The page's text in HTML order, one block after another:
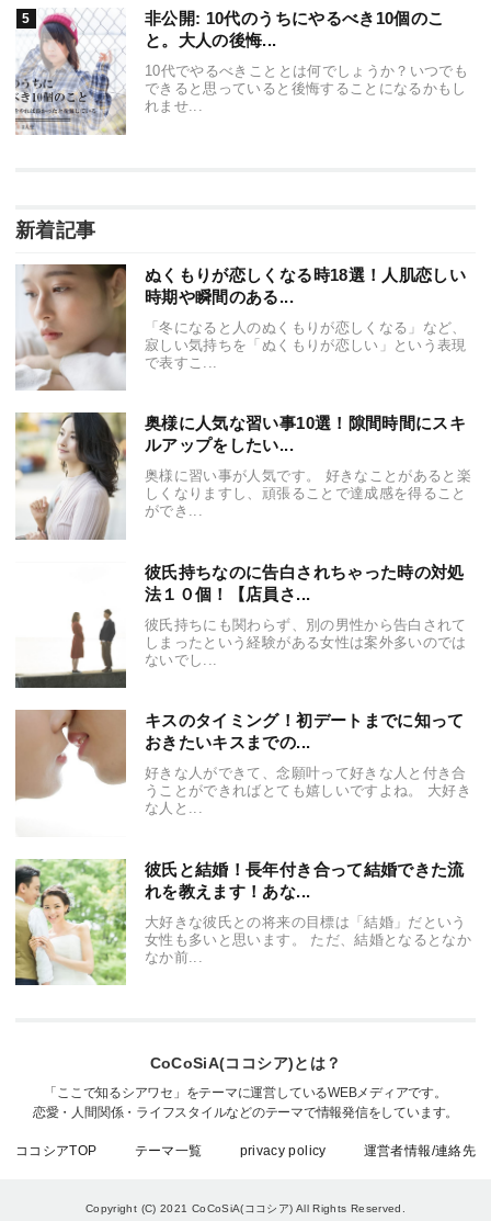
非公開: 10代のうちにやるべき10個のこ
と。大人の後悔...
10代でやるべきこととは何でしょうか？いつでも
できると思っていると後悔することになるかもし
れませ...
新着記事
ぬくもりが恋しくなる時18選！人肌恋しい
時期や瞬間のある...
「冬になると人のぬくもりが恋しくなる」など、
寂しい気持ちを「ぬくもりが恋しい」という表現
で表すこ...
奥様に人気な習い事10選！隙間時間にスキ
ルアップをしたい...
奥様に習い事が人気です。 好きなことがあると楽
しくなりますし、頑張ることで達成感を得ること
ができ...
彼氏持ちなのに告白されちゃった時の対処
法１０個！【店員さ...
彼氏持ちにも関わらず、別の男性から告白されて
しまったという経験がある女性は案外多いのでは
ないでし...
キスのタイミング！初デートまでに知って
おきたいキスまでの...
好きな人ができて、念願叶って好きな人と付き合
うことができればとても嬉しいですよね。 大好き
な人と...
彼氏と結婚！長年付き合って結婚できた流
れを教えます！あな...
大好きな彼氏との将来の目標は「結婚」だという
女性も多いと思います。 ただ、結婚となるとなか
なか前...
ココシアTOP テーマ一覧 privacy policy 運営者情報/連絡先
CoCoSiA(ココシア)とは？
「ここで知るシアワセ」をテーマに運営しているWEBメディアです。
恋愛・人間関係・ライフスタイルなどのテーマで情報発信をしています。
Copyright (C) 2021 CoCoSiA(ココシア) All Rights Reserved.